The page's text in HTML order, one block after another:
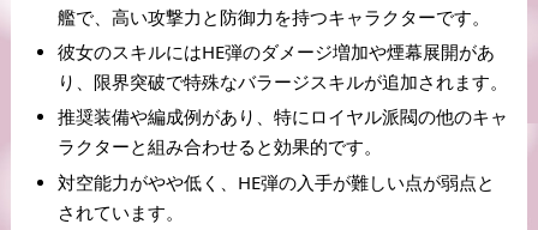
艦で、高い攻撃力と防御力を持つキャラクターです。
彼女のスキルにはHE弾のダメージ増加や煙幕展開があ
り、限界突破で特殊なバラージスキルが追加されます。
推奨装備や編成例があり、特にロイヤル派閥の他のキャ
ラクターと組み合わせると効果的です。
対空能力がやや低く、HE弾の入手が難しい点が弱点と
されています。